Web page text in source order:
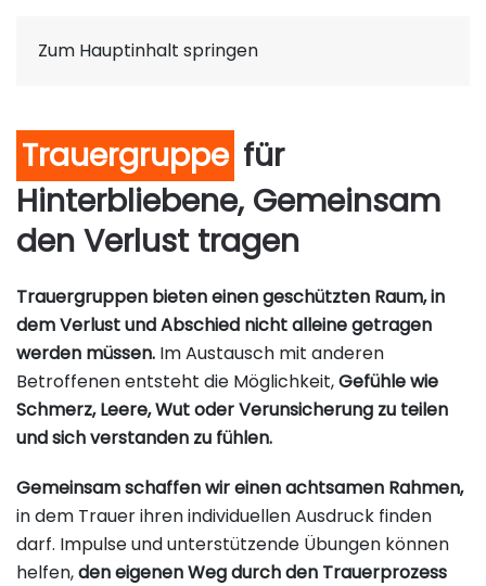
Zum Hauptinhalt springen
Trauergruppe für
Hinterbliebene, Gemeinsam
den Verlust tragen
Trauergruppen bieten einen geschützten Raum, in
dem Verlust und Abschied nicht alleine getragen
werden müssen. Im Austausch mit anderen
Betroffenen entsteht die Möglichkeit,Gefühle wie
Schmerz, Leere, Wut oder Verunsicherung zu teilen
und sich verstanden zu fühlen.
Gemeinsam schaffen wir einen achtsamen Rahmen,
in dem Trauer ihren individuellen Ausdruck finden
darf. Impulse und unterstützende Übungen können
helfen,den eigenen Weg durch den Trauerprozess